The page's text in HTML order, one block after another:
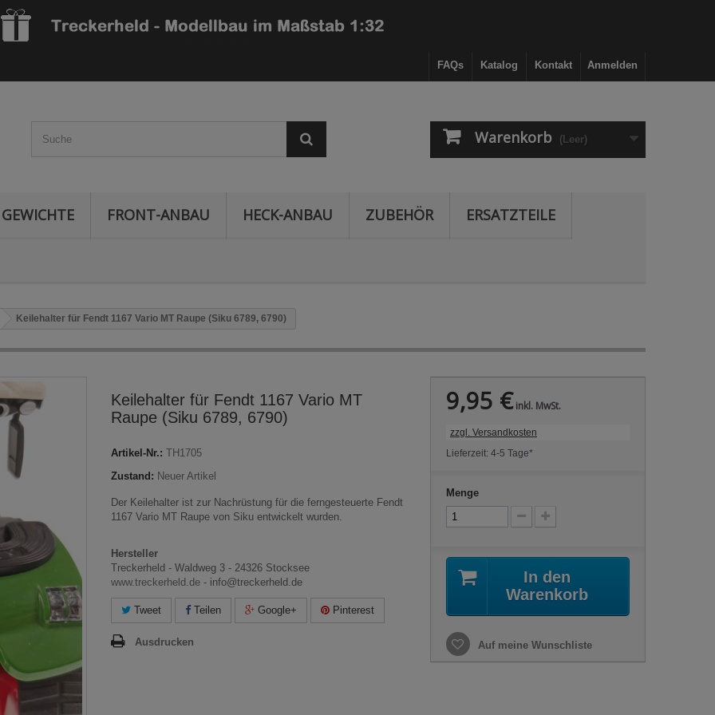
Anmelden
Kontakt
Katalog
FAQs
Warenkorb (Leer)
GEWICHTE FRONT-ANBAU HECK-ANBAU ZUBEHÖR ERSATZTEILE
Keilehalter für Fendt 1167 Vario MT Raupe (Siku 6789, 6790)
Keilehalter für Fendt 1167 Vario MT
Raupe (Siku 6789, 6790)
Artikel-Nr.: TH1705
Zustand: Neuer Artikel
Der Keilehalter ist zur Nachrüstung für die ferngesteuerte Fendt
1167 Vario MT Raupe von Siku entwickelt wurden.
Hersteller
Treckerheld - Waldweg 3 - 24326 Stocksee
www.treckerheld.de - info@treckerheld.de
Tweet Teilen Google+ Pinterest
Ausdrucken
9,95 €inkl. MwSt.
zzgl. Versandkosten
Lieferzeit: 4-5 Tage*
Menge
In den
Warenkorb
Auf meine Wunschliste